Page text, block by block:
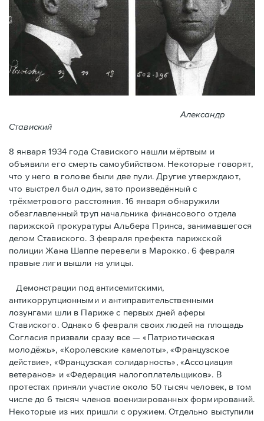
Александр
Ставиский
8 января 1934 года Ставиского нашли мёртвым и
объявили его смерть самоубийством. Некоторые говорят,
что у него в голове были две пули. Другие утверждают,
что выстрел был один, зато произведённый с
трёхметровoго расстояния. 16 января обнаружили
обезглавленный труп начальника финансового отдела
парижской прокуратуры Альбера Принса, занимавшегося
делом Cтавиского. 3 февраля префекта парижской
полиции Жана Шаппе перевели в Марокко. 6 февраля
правые лиги вышли на улицы.
Демонстрации под антисемитскими,
антикоррупционными и антиправительственными
лозунгами шли в Париже с первых дней аферы
Ставиского. Однако 6 февраля своих людей на площадь
Согласия призвали сразу все — «Патриотическая
молодёжь», «Королевские камелоты», «Французское
действие», «Французская солидарность», «Ассоциация
ветеранов» и «Федерация налогоплательщиков». В
протестах приняли участие около 50 тысяч человек, в том
числе до 6 тысяч членов военизированных формирований.
Некоторые из них пришли с оружием. Отдельно выступили